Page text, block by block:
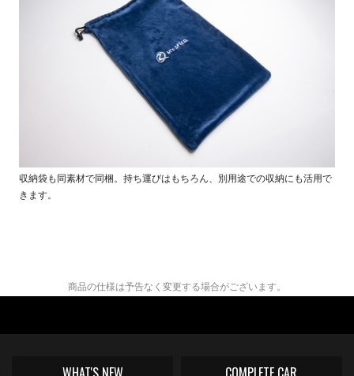
収納袋も同素材で同梱。持ち運びはもちろん、別用途での収納にも活用で
きます。
商品の仕様は予告なく変更する場合がございます。